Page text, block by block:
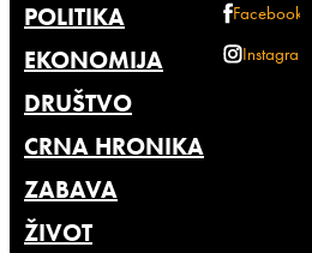
POLITIKA
EKONOMIJA
DRUŠTVO
CRNA HRONIKA
ZABAVA
ŽIVOT
Facebook
Instagram